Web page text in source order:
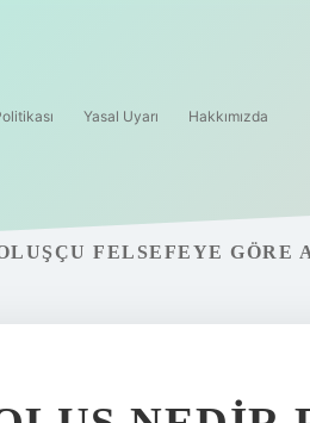
Yasal Uyarı Hakkımızda
FELSEFEYE GÖRE